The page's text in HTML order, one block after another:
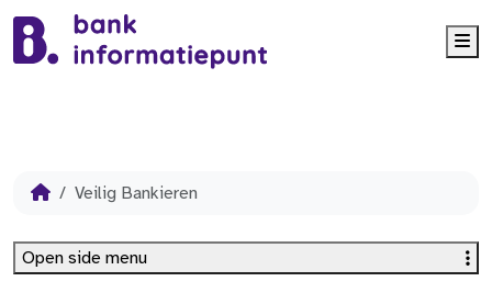
Veilig Bankieren
Open side menu